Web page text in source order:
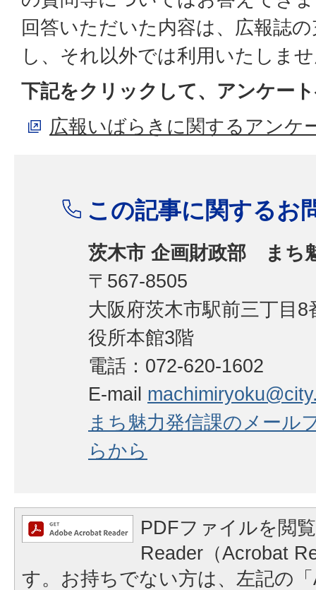
回答いただいた内容は、広報誌
し、それ以外では利用いたしま
下記をクリックして、アンケー
広報いばらきに関するアンケ
この記事に関するお
茨木市 企画財政部 まち
〒567-8505
大阪府茨木市駅前三丁目8
役所本館3階
電話：072-620-1602
E-mail
まち魅力発信課のメール
らから
PDFファイルを閲
Reader（Acrobat
す。お持ちでない方は、左記の